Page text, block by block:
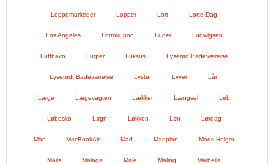
Loppemarkeder Lopper Lort Lorte Dag
Los Angeles Lottokupon Luder Ludwigsen
Lufthavn Lugter Luksus Lyserød Badeværelse
Lyserødt Badeværelse Lyster Lyver Lån
Læge Lægevagten Lækker Længsel Løb
Løbesko Løgn Løkken Løn Lørdag
Mac MacBookAir Mad Madplan Mads Holger
Mails Malaga Male Maling Marbella